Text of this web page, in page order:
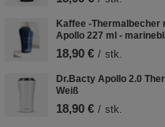
Kaffee -
Apollo 227 ml -
18,90 € / stk.
Dr.Bacty Apollo 2.0
Weiß
18,90 € / stk.